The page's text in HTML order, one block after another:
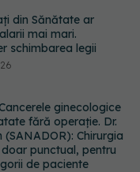
fără operație. Dr.
Chirurgia
punctual, pentru
de paciente
milioane de femei
sutien. Un
metoda corectă